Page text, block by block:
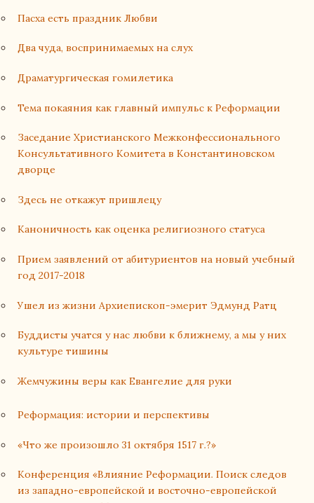
Пасха есть праздник Любви
Два чуда, воспринимаемых на слух
Драматургическая гомилетика
Тема покаяния как главный импульс к Реформации
Заседание Христианского Межконфессионального
Консультативного Комитета в Константиновском
дворце
Здесь не откажут пришлецу
Каноничность как оценка религиозного статуса
Прием заявлений от абитуриентов на новый учебный
год 2017-2018
Ушел из жизни Архиепископ-эмерит Эдмунд Ратц
Буддисты учатся у нас любви к ближнему, а мы у них
культуре тишины
Жемчужины веры как Евангелие для руки
Реформация: истории и перспективы
«Что же произошло 31 октября 1517 г.?»
Конференция «Влияние Реформации. Поиск следов
из западно-европейской и восточно-европейской